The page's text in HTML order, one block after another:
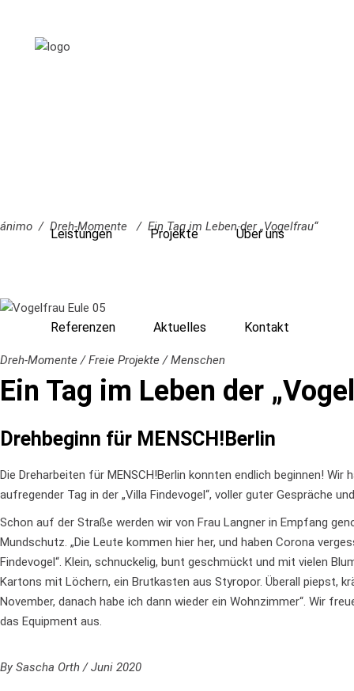
Leistungen Projekte Über uns
Referenzen Aktuelles Kontakt
ánimo / Dreh-Momente / Ein Tag im Leben der „Vogelfrau“
Dreh-Momente /Freie Projekte /Menschen
Ein Tag im Leben der
Drehbeginn für MENSCH!Berlin
Die Dreharbeiten für MENSCH!Berlin konnten endlich beginnen!
aufregender Tag in der „Villa Findevogel“, voller guter Gespräche
Schon auf der Straße werden wir von Frau Langner in Empfang
Mundschutz. „Die Leute kommen hier her, und haben Corona
Findevogel“. Klein, schnuckelig, bunt geschmückt und mit vielen
Kartons mit Löchern, ein Brutkasten aus Styropor. Überall piepst,
November, danach habe ich dann wieder ein Wohnzimmer“. Wir
das Equipment aus.
By Sascha Orth Juni 2020